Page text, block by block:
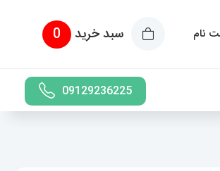
نام سبد خرید 0
09129236225